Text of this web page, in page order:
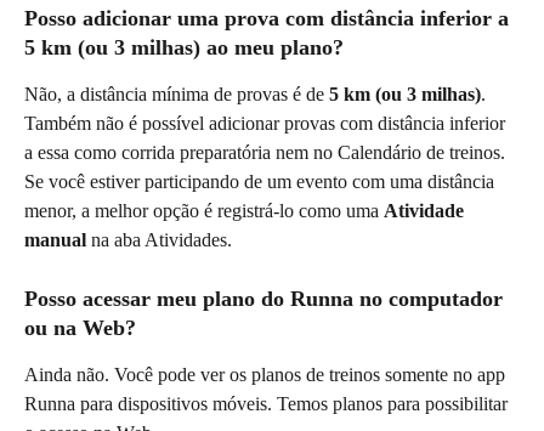
Posso adicionar uma prova com distância inferior a
5 km (ou 3 milhas) ao meu plano?
Não, a distância mínima de provas é de 5 km (ou 3 milhas).
Também não é possível adicionar provas com distância inferior
a essa como corrida preparatória nem no Calendário de treinos.
Se você estiver participando de um evento com uma distância
menor, a melhor opção é registrá-lo como uma Atividade
manual na aba Atividades.
Posso acessar meu plano do Runna no computador
ou na Web?
Ainda não. Você pode ver os planos de treinos somente no app
Runna para dispositivos móveis. Temos planos para possibilitar